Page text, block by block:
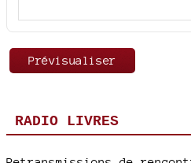
RADIO LIVRES